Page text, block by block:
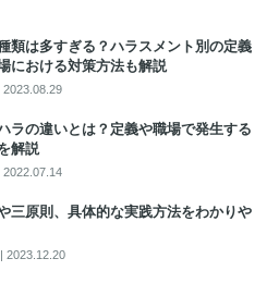
類は多すぎる？ハラスメント別の定義
における対策方法も解説
2023.08.29
ラの違いとは？定義や職場で発生する
解説
2022.07.14
三原則、具体的な実践方法をわかりや
| 2023.12.20